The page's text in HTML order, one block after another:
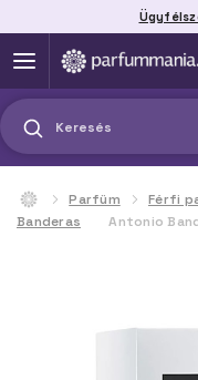
Keresés
Parfüm Férfi
Banderas
Antonio